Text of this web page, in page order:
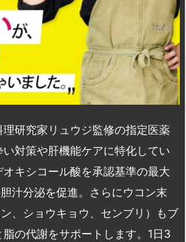
理研究家リュウジ監修の指定医薬
対策や肝機能ケアに特化してい
キシコール酸を承認基準の最大
汁分泌を促進。さらにウコン末
、ショウキョウ、センブリ）もブ
の代謝をサポートします。1日3